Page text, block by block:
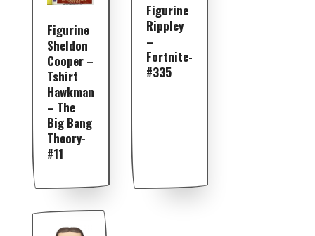
Figurine
Sheldon
Cooper –
Tshirt
Hawkman
– The
Big Bang
Theory-
#11
Figurine
Rippley
–
Fortnite-
#335